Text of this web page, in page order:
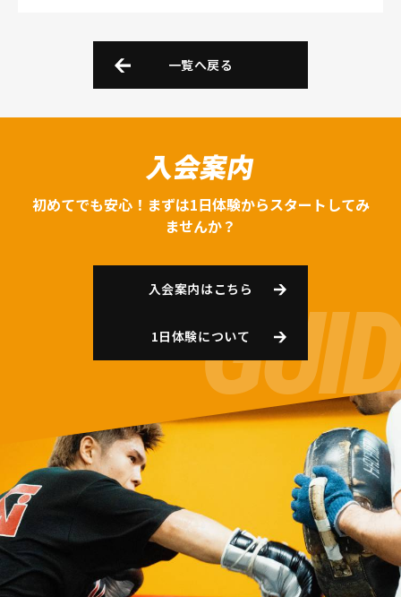
一覧へ戻る
入会案内
初めてでも安心！まずは1日体験からスタートしてみ
ませんか？
入会案内はこちら
1日体験について